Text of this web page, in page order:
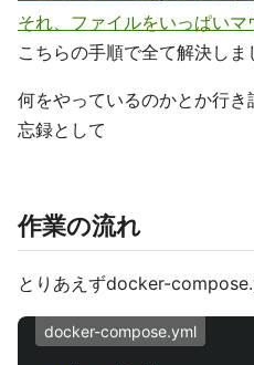
それ、ファイルをいっぱいマ
こちらの手順で全て解決しま
何をやっているのかとか行
忘録として
作業の流れ
とりあえずdocker-
docker-compose.yml